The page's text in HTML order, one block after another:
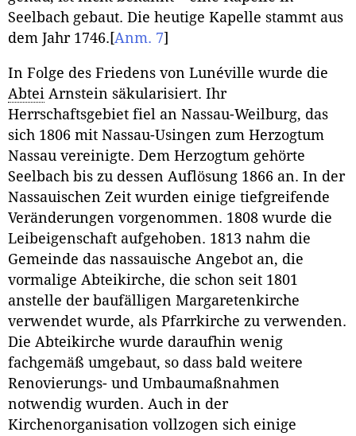
Seelbach gebaut. Die heutige Kapelle stammt aus
dem Jahr 1746. [Anm. 7]
In Folge des Friedens von Lunéville wurde die
Abtei Arnstein säkularisiert. Ihr
Herrschaftsgebiet fiel an Nassau-Weilburg, das
sich 1806 mit Nassau-Usingen zum Herzogtum
Nassau vereinigte. Dem Herzogtum gehörte
Seelbach bis zu dessen Auflösung 1866 an. In der
Nassauischen Zeit wurden einige tiefgreifende
Veränderungen vorgenommen. 1808 wurde die
Leibeigenschaft aufgehoben. 1813 nahm die
Gemeinde das nassauische Angebot an, die
vormalige Abteikirche, die schon seit 1801
anstelle der baufälligen Margaretenkirche
verwendet wurde, als Pfarrkirche zu verwenden.
Die Abteikirche wurde daraufhin wenig
fachgemäß umgebaut, so dass bald weitere
Renovierungs- und Umbaumaßnahmen
notwendig wurden. Auch in der
Kirchenorganisation vollzogen sich einige